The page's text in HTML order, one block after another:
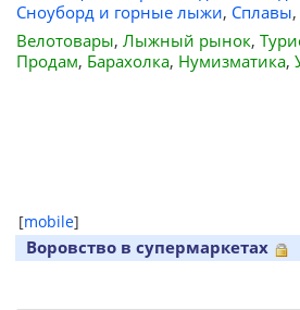
Сноуборд и горные лыжи, Сплавы,
Велотовары, Лыжный рынок,
Продам, Барахолка, Нумизматика,
[mobile]
Воровство в супермаркетах